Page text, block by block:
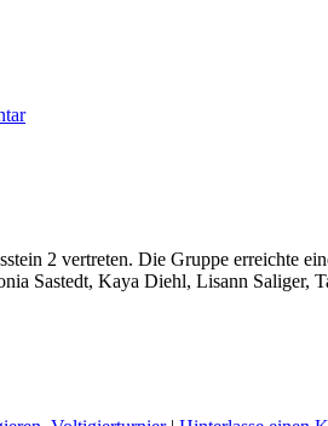
2 vertreten. Die Gruppe erreichte
Sastedt, Kaya Diehl, Lisann